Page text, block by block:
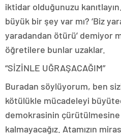
iktidar olduğunuzu
büyük bir şey var mı? ‘Biz
yaradandan ötürü’ demiyor
öğretilere bunlar uzaklar.
“SİZİNLE UĞRAŞACAĞIM”
Buradan söylüyorum, ben
kötülükle mücadeleyi
demokrasinin
kalmayacağız. Atamızın